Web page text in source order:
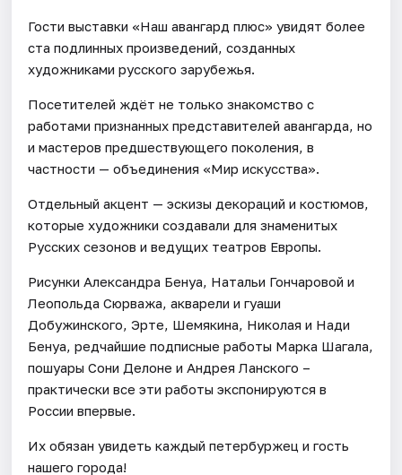
Гости выставки «Наш авангард плюс» увидят более
ста подлинных произведений, созданных
художниками русского зарубежья.
Посетителей ждёт не только знакомство с
работами признанных представителей авангарда, но
и мастеров предшествующего поколения, в
частности — объединения «Мир искусства».
Отдельный акцент — эскизы декораций и костюмов,
которые художники создавали для знаменитых
Русских сезонов и ведущих театров Европы.
Рисунки Александра Бенуа, Натальи Гончаровой и
Леопольда Сюрважа, акварели и гуаши
Добужинского, Эрте, Шемякина, Николая и Нади
Бенуа, редчайшие подписные работы Марка Шагала,
пошуары Сони Делоне и Андрея Ланского –
практически все эти работы экспонируются в
России впервые.
Их обязан увидеть каждый петербуржец и гость
нашего города!